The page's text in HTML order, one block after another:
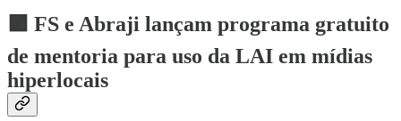
🟪 FS e Abraji lançam programa gratuito
de mentoria para uso da LAI em mídias
hiperlocais